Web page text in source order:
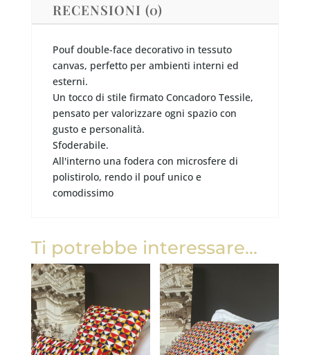
RECENSIONI (0)
Pouf double-face decorativo in tessuto
canvas, perfetto per ambienti interni ed
esterni.
Un tocco di stile firmato Concadoro Tessile,
pensato per valorizzare ogni spazio con
gusto e personalità.
Sfoderabile.
All'interno una fodera con microsfere di
polistirolo, rendo il pouf unico e
comodissimo
Ti potrebbe interessare…